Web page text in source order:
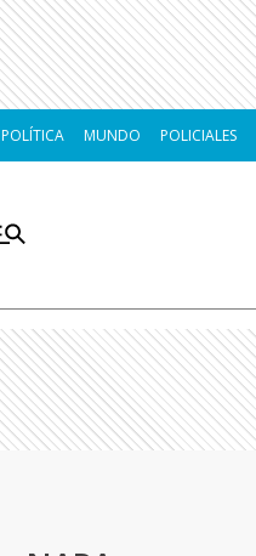
POLÍTICA MUNDO POLICIALES